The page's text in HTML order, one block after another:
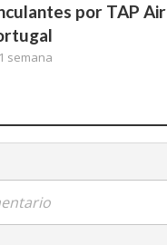
por TAP Air
1 semana